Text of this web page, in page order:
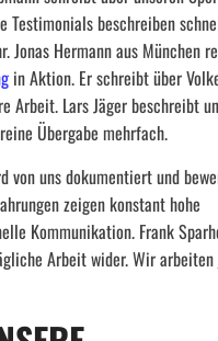
Testimonials beschreiben
Jonas Hermann aus München
in Aktion. Er schreibt über
Arbeit. Lars Jäger beschreibt
Übergabe mehrfach.
von uns dokumentiert und
zeigen konstant hohe
Kommunikation. Frank
Arbeit wider. Wir